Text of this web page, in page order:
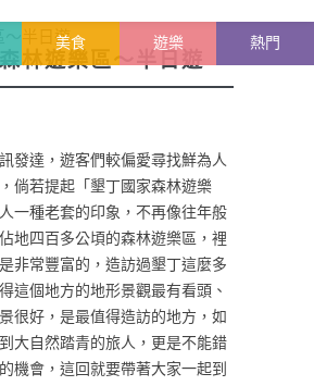
美食 遊樂 熱門
雜記
～半日遊
林遊樂區～半日遊
發達，遊客們較偏愛尋找鮮為人
倘若提起「墾丁國家森林遊樂
一種老套的印象，不再像往年般
地四百多公頃的森林遊樂區，裡
非常豐富的，造訪過墾丁這麼多
這個地方的地形景觀最有看頭、
很好，是最值得造訪的地方，如
大自然踏青的旅人，更是不能錯
機會，這回就要帶著大家一起到